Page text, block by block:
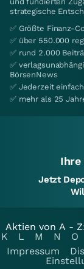
strategische
✅ Größte Finanz-
✅ über 550.000
✅ rund 2.000
✅
BörsenNews
✅ Jederzeit
✅ mehr als 25
Ihre
Jetzt
Aktien von A -
K
L M N O
Impressum